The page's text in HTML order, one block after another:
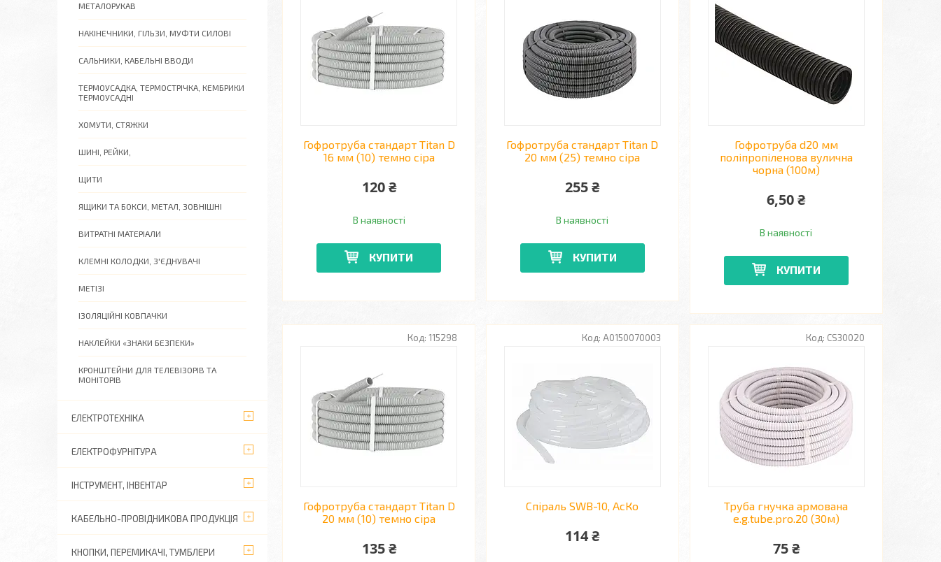
Гофротруба стандарт Titan D
16 мм (10) темно сіра
120 ₴
В наявності
КУПИТИ
Гофротруба стандарт Titan D
20 мм (25) темно сіра
255 ₴
В наявності
КУПИТИ
Гофротруба d20 мм
поліпропіленова вулична
чорна (100м)
6,50 ₴
В наявності
КУПИТИ
115298
Гофротруба стандарт Titan D
20 мм (10) темно сіра
135 ₴
A0150070003
Спіраль SWB-10, АсКо
114 ₴
CS30020
Труба гнучка армована
e.g.tube.pro.20 (30м)
75 ₴
МЕТАЛОРУКАВ
НАКІНЕЧНИКИ, ГІЛЬЗИ, МУФТИ СИЛОВІ
САЛЬНИКИ, КАБЕЛЬНІ ВВОДИ
ТЕРМОУСАДКА, ТЕРМОСТРІЧКА, КЕМБРИКИ
ТЕРМОУСАДНІ
ХОМУТИ, СТЯЖКИ
ШИНІ, РЕЙКИ,
ЩИТИ
ЯЩИКИ ТА БОКСИ, МЕТАЛ, ЗОВНІШНІ
ВИТРАТНІ МАТЕРІАЛИ
КЛЕМНІ КОЛОДКИ, З'ЄДНУВАЧІ
МЕТІЗІ
ІЗОЛЯЦІЙНІ КОВПАЧКИ
НАКЛЕЙКИ «ЗНАКИ БЕЗПЕКИ»
КРОНШТЕЙНИ ДЛЯ ТЕЛЕВІЗОРІВ ТА
МОНІТОРІВ
ЕЛЕКТРОТЕХНІКА
ЕЛЕКТРОФУРНІТУРА
ІНСТРУМЕНТ, ІНВЕНТАР
КАБЕЛЬНО-ПРОВІДНИКОВА ПРОДУКЦІЯ
КНОПКИ, ПЕРЕМИКАЧІ, ТУМБЛЕРИ